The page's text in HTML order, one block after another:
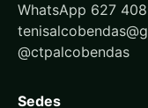
WhatsApp 627
@ctpalcobendas
Sedes